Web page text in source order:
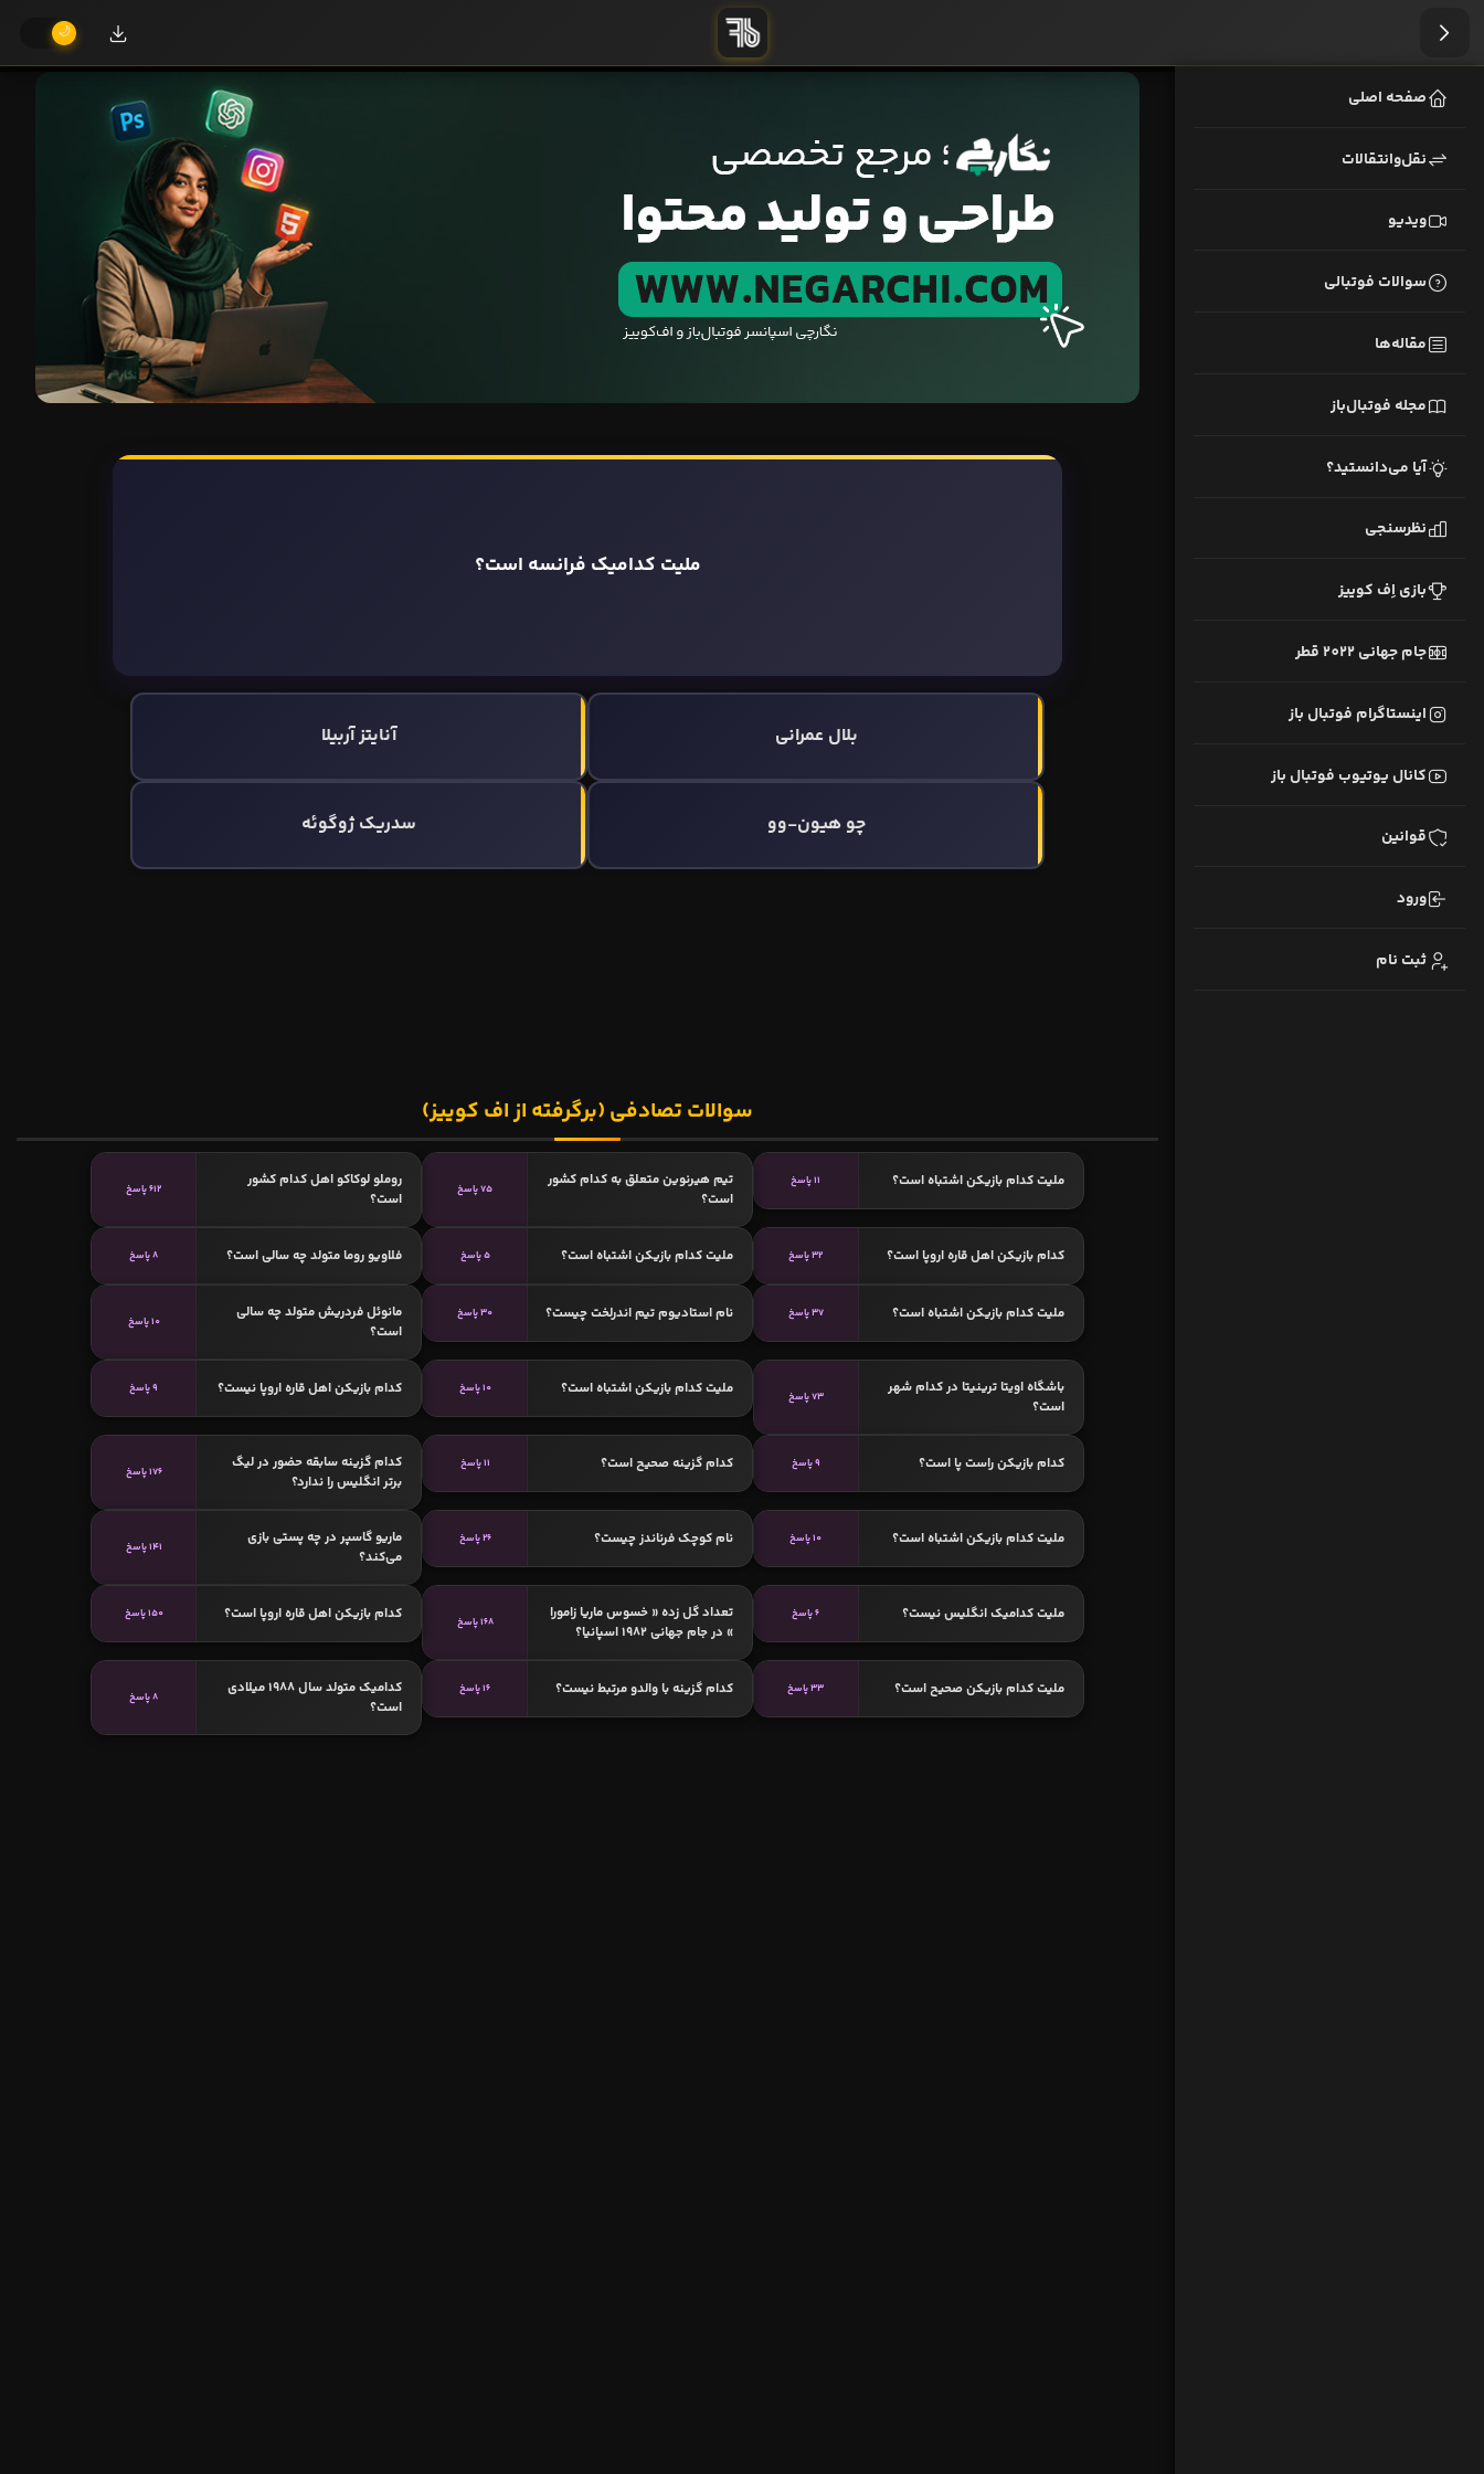
صفحه اصلی
نقل‌وانتقالات
ویدیو
سوالات فوتبالی
مقاله‌ها
مجله فوتبال‌باز
آیا می‌دانستید؟
نظرسنجی
بازی اِف کوییز
جام جهانی 2022 قطر
اینستاگرام فوتبال باز
کانال یوتیوب فوتبال باز
قوانین
ورود
ثبت نام
ملیت کدامیک فرانسه است؟
بلال عمرانی آنایتز آربیلا
چو هیون-وو سدریک ژوگوئه
سوالات تصادفی (برگرفته از اف کوییز)
ملیت کدام بازیکن اشتباه است؟ 11 پاسخ
تیم هیرنوین متعلق به کدام کشور
است؟
75 پاسخ
روملو لوکاکو اهل کدام کشور
است؟
612 پاسخ
کدام بازیکن اهل قاره اروپا است؟ 32 پاسخ ملیت کدام بازیکن اشتباه است؟ 5 پاسخ فلاویو روما متولد چه سالی است؟ 8 پاسخ
ملیت کدام بازیکن اشتباه است؟ 37 پاسخ نام استادیوم تیم اندرلخت چیست؟ 30 پاسخ
مانوئل فردریش متولد چه سالی
است؟
10 پاسخ
باشگاه اویتا ترینیتا در کدام شهر
است؟
73 پاسخ ملیت کدام بازیکن اشتباه است؟ 10 پاسخ کدام بازیکن اهل قاره اروپا نیست؟ 9 پاسخ
کدام بازیکن راست پا است؟ 9 پاسخ کدام گزینه صحیح است؟ 11 پاسخ
کدام گزینه سابقه حضور در لیگ
برتر انگلیس را ندارد؟
176 پاسخ
ملیت کدام بازیکن اشتباه است؟ 10 پاسخ نام کوچک فرناندز چیست؟ 26 پاسخ
ماریو گاسپر در چه پستی بازی
می‌کند؟
141 پاسخ
ملیت کدامیک انگلیس نیست؟ 6 پاسخ
تعداد گل زده « خسوس ماریا زامورا
» در جام جهانی 1982 اسپانیا؟
168 پاسخ کدام بازیکن اهل قاره اروپا است؟ 150 پاسخ
ملیت کدام بازیکن صحیح است؟ 33 پاسخ کدام گزینه با والدو مرتبط نیست؟ 16 پاسخ
کدامیک متولد سال 1988 میلادی
است؟
8 پاسخ